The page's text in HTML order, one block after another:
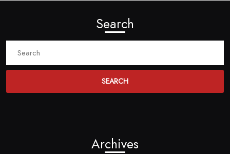
Search
Archives